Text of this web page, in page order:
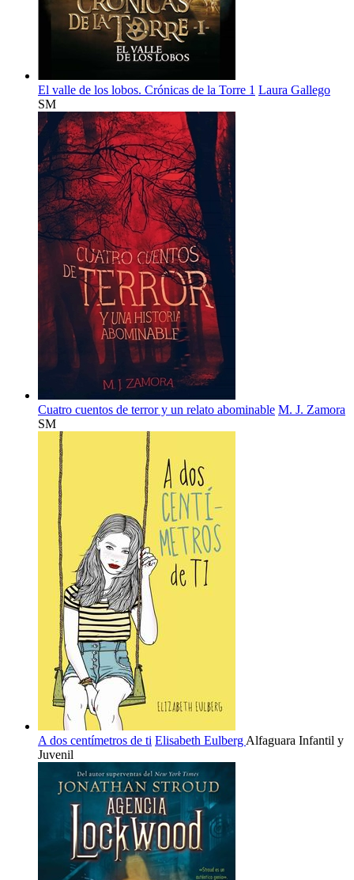
El valle de los lobos. Crónicas de la Torre 1 Laura Gallego
SM
Cuatro cuentos de terror y un relato abominable M. J. Zamora
SM
A dos centímetros de ti Elisabeth Eulberg Alfaguara Infantil y
Juvenil